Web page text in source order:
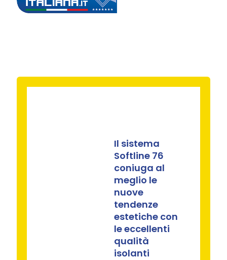
Il sistema
Softline 76
coniuga al
meglio le
nuove
tendenze
estetiche con
le eccellenti
qualità
isolanti